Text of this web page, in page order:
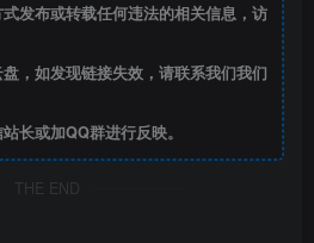
发布或转载任何违法的相关信息，访
，如发现链接失效，请联系我们我们
长或加QQ群进行反映。
THE END